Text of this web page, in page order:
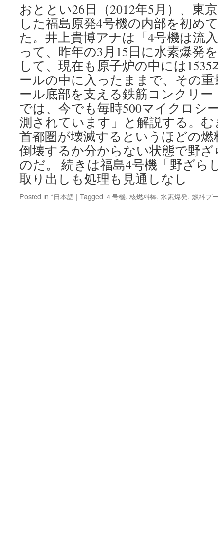
おととい26日（2012年5月）、東
した福島原発4号機の内部を初め
た。井上貴博アナは「4号機は流
って、昨年の3月15日に水素爆発
して、現在も原子炉の中には
ールの中に入ったままで、その重
ール底部を支える鉄筋コンクリ
では、今でも毎時500マイクロシ
測されています」と解説する。
首都圏が壊滅するというほどの
倒壊するか分からない状態で野
のだ。 続きは福島4号機「野ざら
取り出しも処理も見通しなし
Posted in *日本語 | Tagged ４号機, 核燃料棒, 水素爆発, 燃料プ